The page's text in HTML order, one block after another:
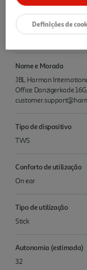
Denominação
Nome e Morada
JBL Harman
Office Danzigerkade
Tipo de dispositivo
TWS
Conforto de utilização
On ear
Tipo de utilização
Stick
Autonomia (estimada)
32
Definições de